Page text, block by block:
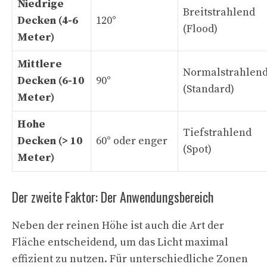
Niedrige
Decken (4-6
Meter)
120°
Breitstrahlend
(Flood)
Mittlere
Decken (6-10
Meter)
90°
(Standard)
Hohe
Decken (> 10
Meter)
60° oder enger
Tiefstrahlend
(Spot)
Der zweite Faktor: Der Anwendungsbereich
Neben der reinen Höhe ist auch die Art der
Fläche entscheidend, um das Licht maximal
effizient zu nutzen. Für unterschiedliche Zonen